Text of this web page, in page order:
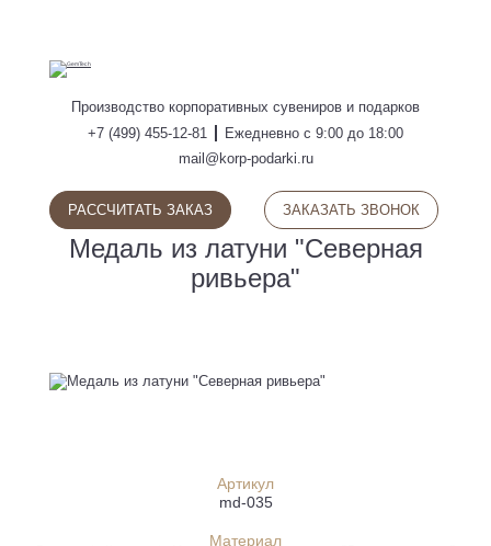
ПОИСК
Производство корпоративных сувениров и подарков
+7 (499) 455-12-81
Ежедневно с 9:00 до 18:00
mail@korp-podarki.ru
ЗАКАЗАТЬ ЗВОНОК
РАССЧИТАТЬ ЗАКАЗ
Медаль из латуни "Северная
ривьера"
Артикул
md-035
Материал